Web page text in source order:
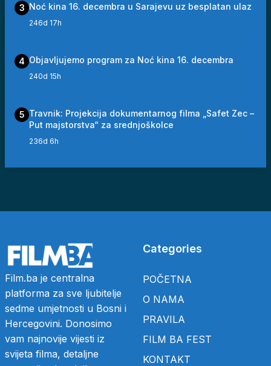
3 Noć kina 16. decembra u Sarajevu uz besplatan ulaz
246d 17h
4 Objavljujemo program za Noć kina 16. decembra
240d 15h
5 Travnik: Projekcija dokumentarnog filma „Safet Zec –
Put majstorstva“ za srednjoškolce
236d 6h
Film.ba je centralna
platforma za sve ljubitelje
sedme umjetnosti u Bosni i
Hercegovini. Donosimo
vam najnovije vijesti iz
svijeta filma, detaljne
Categories
POČETNA
O NAMA
PRAVILA
FILM BA FEST
KONTAKT